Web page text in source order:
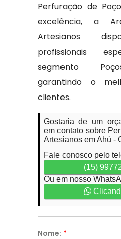
Perfuração de
excelência, a
Artesianos
profissionais
segmento
garantindo o
clientes.
Gostaria de um
em contato sobre
Artesianos em Ahú -
Fale conosco pelo
(15)
Ou em nosso
Nome: *